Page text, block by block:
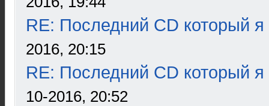
RE: Последний CD который я
2016, 20:15
RE: Последний CD который я
10-2016, 20:52